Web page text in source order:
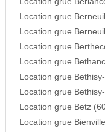
Location grue
Location grue
Location grue
Location grue
Location grue
Location grue
Location grue Betz
Location grue